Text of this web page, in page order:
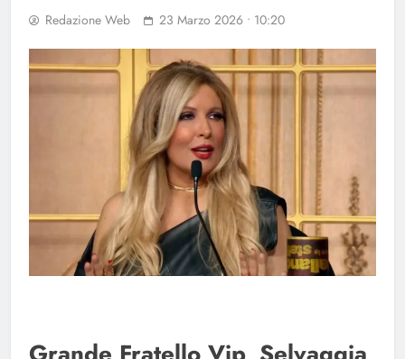
Redazione Web 23 Marzo 2026 • 10:20